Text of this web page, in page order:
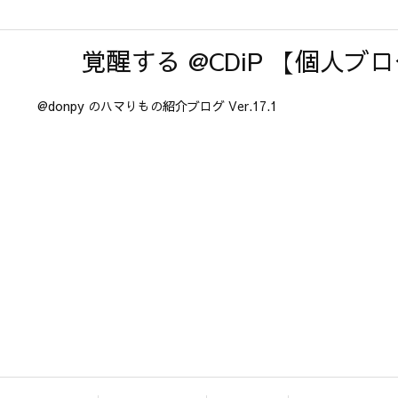
覚醒する @CDiP 【個人ブ
@donpy のハマりもの紹介ブログ Ver.17.1